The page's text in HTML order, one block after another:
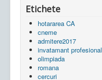
Etichete
hotararea CA
cneme
admitere2017
invatamant profesional
olimpiada
romana
cercuri